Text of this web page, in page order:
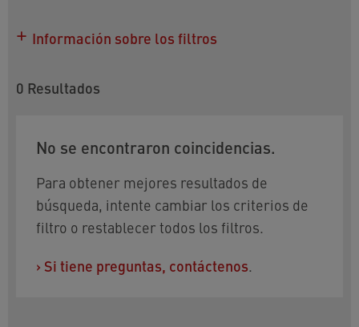
Información sobre los filtros
0 Resultados
No se encontraron coincidencias.
Para obtener mejores resultados de
búsqueda, intente cambiar los criterios de
filtro o restablecer todos los filtros.
› Si tiene preguntas, contáctenos.